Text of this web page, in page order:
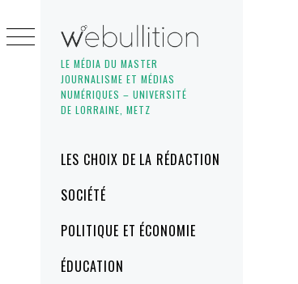
LE MÉDIA DU MASTER
JOURNALISME ET MÉDIAS
NUMÉRIQUES – UNIVERSITÉ
DE LORRAINE, METZ
MenuLES CHOIX DE LA RÉDACTION
SOCIÉTÉ
POLITIQUE ET ÉCONOMIE
ÉDUCATION
to
content